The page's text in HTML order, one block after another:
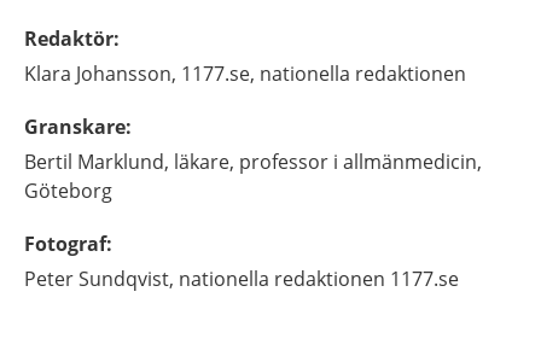
Redaktör:
Klara Johansson, 1177.se, nationella redaktionen
Granskare:
Bertil Marklund, läkare, professor i allmänmedicin,
Göteborg
Fotograf:
Peter Sundqvist, nationella redaktionen 1177.se